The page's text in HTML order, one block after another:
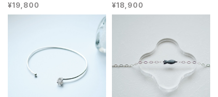
¥19,800 ¥18,900